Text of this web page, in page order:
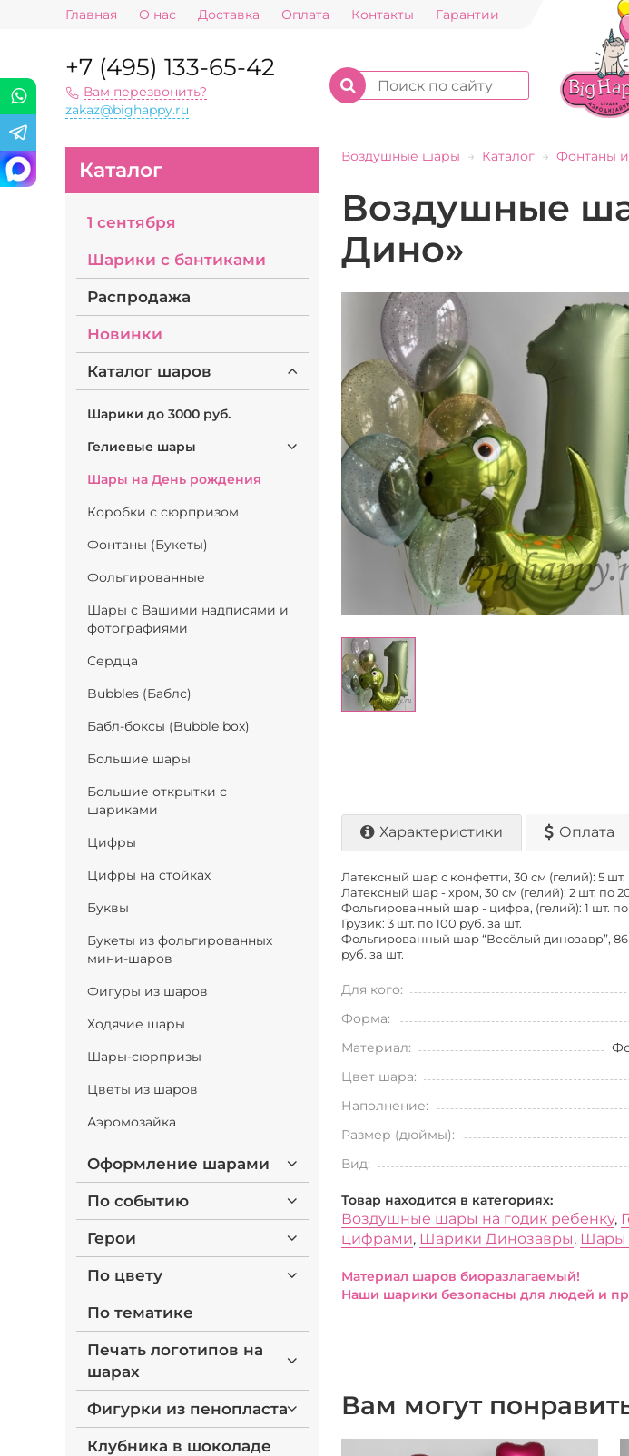
Главная О нас Доставка Оплата Контакты Гарантии
+7 (495) 133-65-42
Вам перезвонить?
zakaz@bighappy.ru
Каталог
1 сентября
Шарики с бантиками
Распродажа
Новинки
Каталог шаров
Шарики до 3000 руб.
Гелиевые шары
Шары на День рождения
Коробки с сюрпризом
Фонтаны (Букеты)
Фольгированные
Шары с Вашими надписями и
фотографиями
Сердца
Bubbles (Баблс)
Бабл-боксы (Bubble box)
Большие шары
Большие открытки с
шариками
Цифры
Цифры на стойках
Буквы
Букеты из фольгированных
мини-шаров
Фигуры из шаров
Ходячие шары
Шары-сюрпризы
Цветы из шаров
Аэромозайка
Оформление шарами
По событию
Герои
По цвету
По тематике
Печать логотипов на
шарах
Фигурки из пенопласта
Клубника в шоколаде
Воздушные шары Каталог Фонтаны
Воздушные
Дино»
Характеристики Оплата
Латексный шар с конфетти, 30 см (гелий): 5 шт.
Латексный шар - хром, 30 см (гелий): 2 шт. по
Фольгированный шар - цифра, (гелий): 1 шт. по
Грузик: 3 шт. по 100 руб. за шт.
Фольгированный шар “Весёлый динозавр”, 86
руб. за шт.
Для кого:
Форма:
Материал:
Цвет шара:
Наполнение:
Размер (дюймы):
Вид:
Товар находится в категориях:
Воздушные шары на годик ребенку,
цифрами, Шарики Динозавры, Шары
Материал шаров биоразлагаемый!
Наши шарики безопасны для людей и
Вам могут